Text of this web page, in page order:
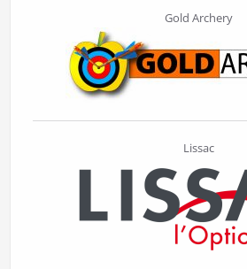
Gold Archery
Lissac